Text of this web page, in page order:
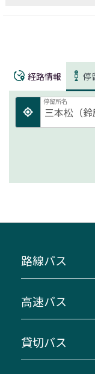
経路情報 停
停留所名
路線バス
主要停留所案
路線バスのご
高速バス
南紀・VISON
貸切バス